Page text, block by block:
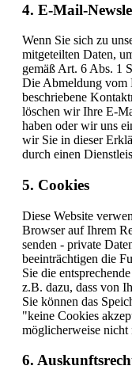
4. E-Mail-
Wenn Sie sich zu
mitgeteilten Daten,
gemäß Art. 6 Abs. 1
Die Abmeldung vom
beschriebene
löschen wir Ihre E-
haben oder wir uns
wir Sie in dieser
durch einen
5. Cookies
Diese Website
Browser auf Ihrem
senden - private
beeinträchtigen die
Sie die
z.B. dazu, dass von
Sie können das
"keine Cookies
möglicherweise
6.